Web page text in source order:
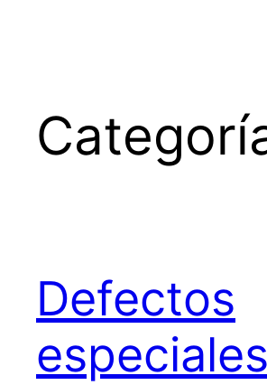
Defectos
especiales